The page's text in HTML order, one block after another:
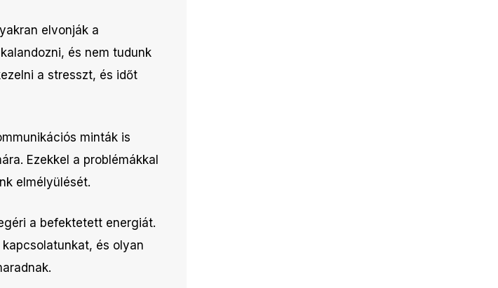
elvonják a
és nem tudunk
a stresszt, és időt
minták is
Ezekkel a problémákkal
elmélyülését.
a befektetett energiát.
és olyan